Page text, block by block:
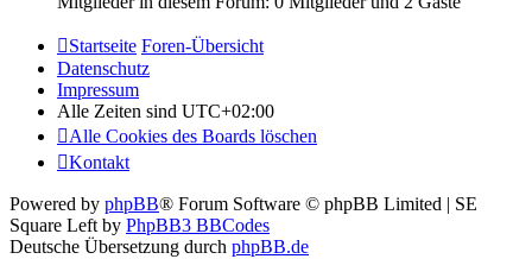
Startseite Foren-Übersicht
Datenschutz
Impressum
Alle Zeiten sind UTC+02:00
Alle Cookies des Boards löschen
Kontakt
Powered by phpBB® Forum Software © phpBB Limited | SE
Square Left by PhpBB3 BBCodes
Deutsche Übersetzung durch phpBB.de